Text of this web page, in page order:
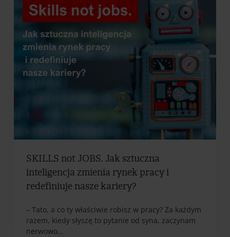
SKILLS not JOBS. Jak sztuczna
inteligencja zmienia rynek pracy i
redefiniuje nasze kariery?
– Tato, a co ty właściwie robisz w pracy? Za każdym
razem, kiedy słyszę to pytanie od syna, zaczynam
nerwowo...